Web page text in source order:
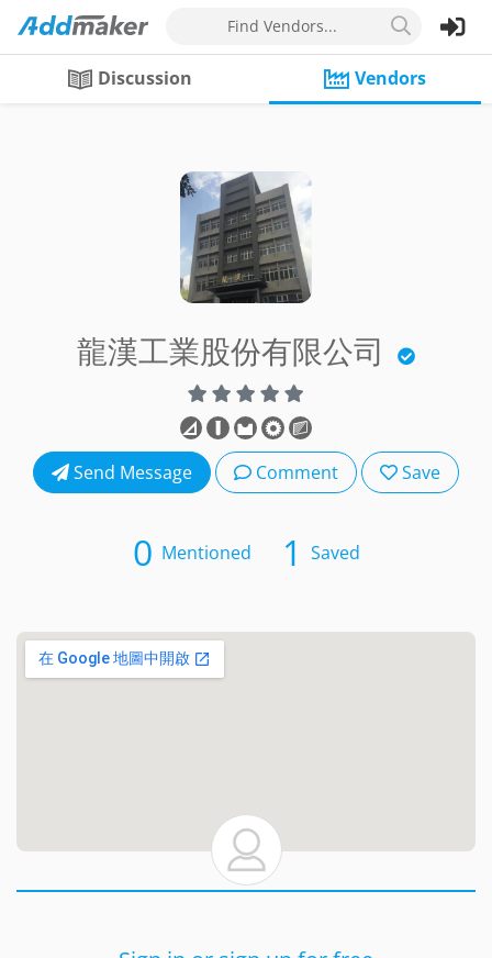
Find Vendors...
Discussion Vendors
龍漢工業股份有限公司
Send Message Comment Save
0 Mentioned 1 Saved